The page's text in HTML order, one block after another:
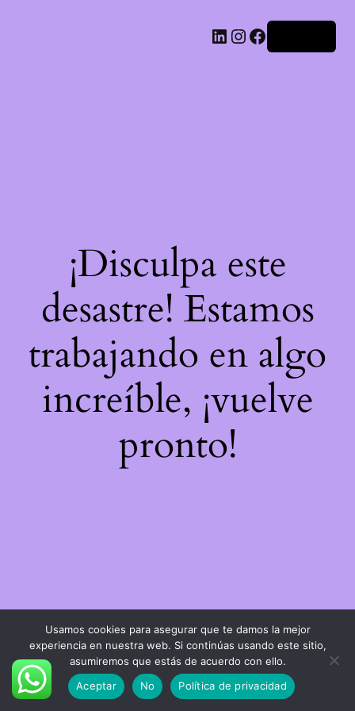
LinkedIn
Instagram
Facebook
¡Disculpa este
desastre! Estamos
trabajando en algo
increíble, ¡vuelve
pronto!
Usamos cookies para asegurar que te damos la mejor
experiencia en nuestra web. Si continúas usando este sitio,
asumiremos que estás de acuerdo con ello.
Aceptar
No Política de privacidad